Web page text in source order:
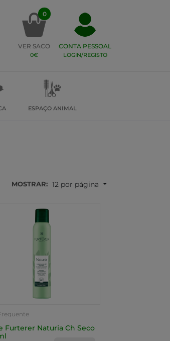
0
VER SACO
0€
CONTA PESSOAL
LOGIN/REGISTO
ESPAÇO ANIMAL
MOSTRAR: 12 por página
Furterer Naturia Ch Seco